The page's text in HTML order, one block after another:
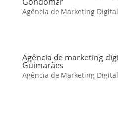
Agência de Marketing
Agência de marketing
Guimarães
Agência de Marketing